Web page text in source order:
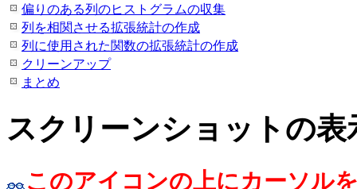
偏りのある列のヒストグラムの収集
列を相関させる拡張統計の作成
列に使用された関数の拡張統計の作成
クリーンアップ
まとめ
スクリーンショットの表
このアイコンの上にカーソル